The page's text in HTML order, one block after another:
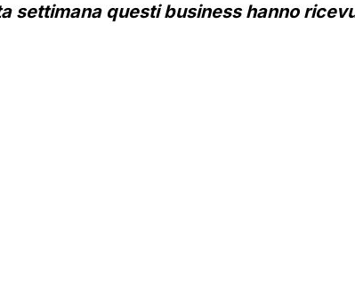
settimana questi business hanno